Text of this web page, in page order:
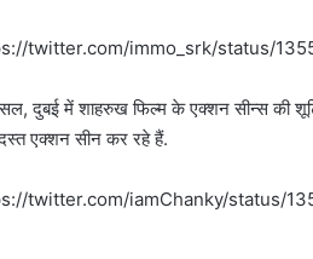
twitter.com/immo_srk/status/
दुबई में शाहरुख फिल्म के एक्शन सीन्स की
एक्शन सीन कर रहे हैं.
twitter.com/iamChanky/status/